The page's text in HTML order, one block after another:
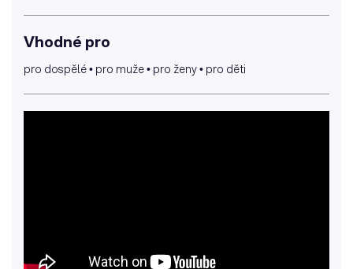
Vhodné pro
pro dospělé pro muže pro ženy pro děti